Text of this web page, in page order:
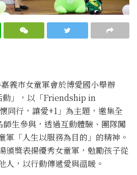
義市女童軍會於博愛國小舉辦
動」，以「Friendship in
同行，讓愛+1」為主題，邀集全
生參與，透過互動體驗、團隊闖
軍「人生以服務為目的」的精神。
頒獎表揚優秀女童軍，勉勵孩子從
人，以行動傳遞愛與溫暖。